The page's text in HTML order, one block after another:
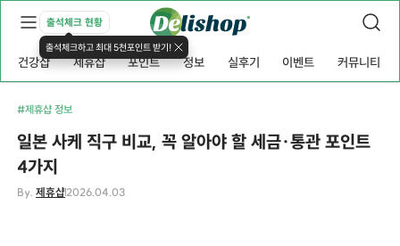
출석체크 현황
출석체크하고 최대 5천포인트 받기!
건강샵 제휴샵 포인트 정보 실후기 이벤트 커뮤니티
#제휴샵 정보
일본 사케 직구 비교, 꼭 알아야 할 세금·통관 포인트
4가지
By.제휴샵2026.04.03